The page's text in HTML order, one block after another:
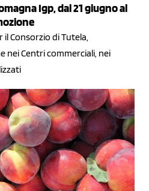
Igp, dal 21 giugno al
Consorzio di Tutela,
nei Centri commerciali, nei